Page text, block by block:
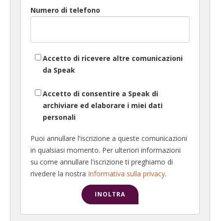
Numero di telefono
Accetto di ricevere altre comunicazioni
da Speak
Accetto di consentire a Speak di
archiviare ed elaborare i miei dati
personali
Puoi annullare l'iscrizione a queste comunicazioni
in qualsiasi momento. Per ulteriori informazioni
su come annullare l'iscrizione ti preghiamo di
rivedere la nostra Informativa sulla privacy.